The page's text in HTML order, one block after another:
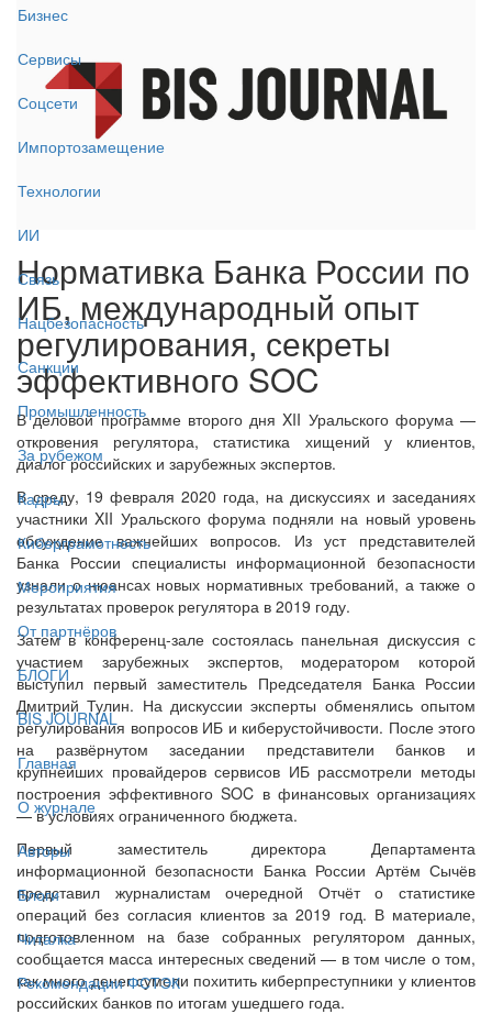
Бизнес
Сервисы
Соцсети
Импортозамещение
Технологии
ИИ
Связь
Нацбезопасность
Санкции
Промышленность
За рубежом
Кадры
Киберграмотность
Мероприятия
От партнёров
БЛОГИ
BIS JOURNAL
Главная
О журнале
Авторы
Блоги
Читалка
Рекомендации ФСТЭК
Нормативка Банка России по
ИБ, международный опыт
регулирования, секреты
эффективного SOC
В деловой программе второго дня XII Уральского форума —
откровения регулятора, статистика хищений у клиентов,
диалог российских и зарубежных экспертов.
В среду, 19 февраля 2020 года, на дискуссиях и заседаниях
участники XII Уральского форума подняли на новый уровень
обсуждение важнейших вопросов. Из уст представителей
Банка России специалисты информационной безопасности
узнали о нюансах новых нормативных требований, а также о
результатах проверок регулятора в 2019 году.
Затем в конференц-зале состоялась панельная дискуссия с
участием зарубежных экспертов, модератором которой
выступил первый заместитель Председателя Банка России
Дмитрий Тулин. На дискуссии эксперты обменялись опытом
регулирования вопросов ИБ и киберустойчивости. После этого
на развёрнутом заседании представители банков и
крупнейших провайдеров сервисов ИБ рассмотрели методы
построения эффективного SOC в финансовых организациях
— в условиях ограниченного бюджета.
Первый заместитель директора Департамента
информационной безопасности Банка России Артём Сычёв
представил журналистам очередной Отчёт о статистике
операций без согласия клиентов за 2019 год. В материале,
подготовленном на базе собранных регулятором данных,
сообщается масса интересных сведений — в том числе о том,
как много денег сумели похитить киберпреступники у клиентов
российских банков по итогам ушедшего года.